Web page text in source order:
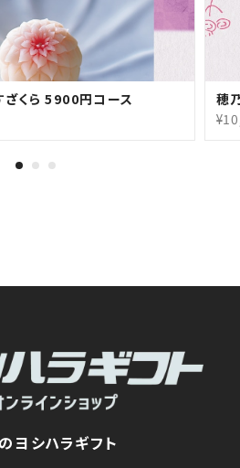
くら 5900円コース
穂
ヨシハラギフト